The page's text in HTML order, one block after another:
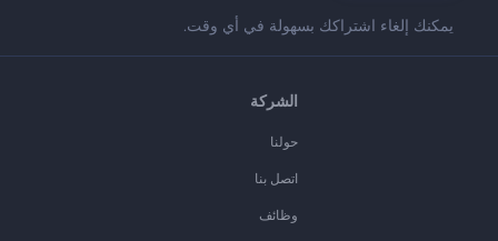
يمكنك إلغاء اشتراكك بسهولة في أي وقت.
الشركة
حولنا
اتصل بنا
وظائف